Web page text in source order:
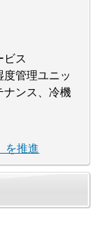
ビス
度管理ユニッ
ナンス、冷機
を推進